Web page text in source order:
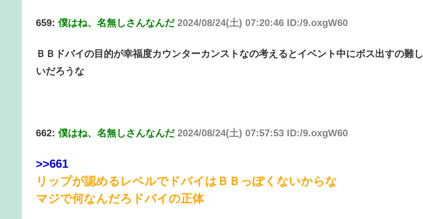
659:僕はね、名無しさんなんだ 2024/08/24(土) 07:20:46 ID:/9.oxgW60
ＢＢドバイの目的が幸福度カウンターカンストなの考えるとイベント中にボス出すの難し
いだろうな
662:僕はね、名無しさんなんだ 2024/08/24(土) 07:57:53 ID:/9.oxgW60
>>661
リップが認めるレベルでドバイはＢＢっぽくないからな
マジで何なんだろドバイの正体